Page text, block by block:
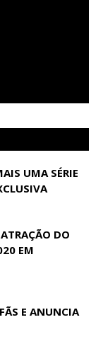
UMA SÉRIE
DO
EM
E ANUNCIA